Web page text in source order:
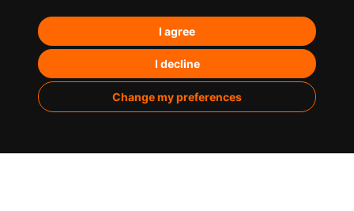
I agree
I decline
Change my preferences
Posicionamiento en IA’s
Paid Media
Marketing de contenidos
Analítica